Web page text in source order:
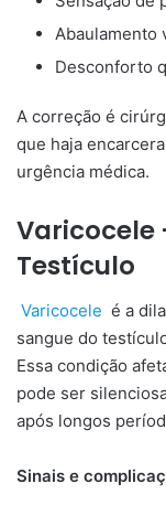
Abaulamento
Desconforto
A correção é
que haja
urgência médica.
Varicocele
Testículo
Varicocele é a
sangue do
Essa condição
pode ser
após longos
Sinais e